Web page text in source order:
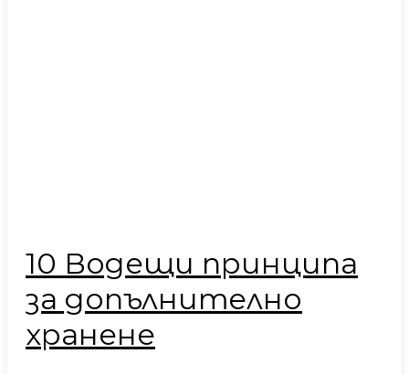
10 Водещи принципа
за допълнително
хранене